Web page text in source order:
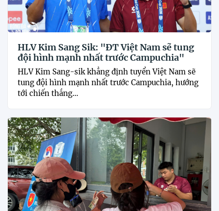
HLV Kim Sang Sik: "ĐT Việt Nam sẽ tung
đội hình mạnh nhất trước Campuchia"
HLV Kim Sang-sik khẳng định tuyển Việt Nam sẽ
tung đội hình mạnh nhất trước Campuchia, hướng
tới chiến thắng...